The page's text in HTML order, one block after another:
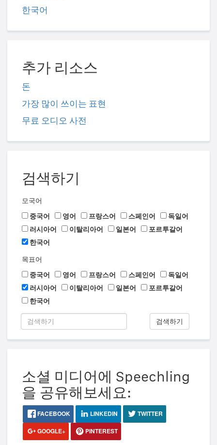
한국어
추가 리소스
돈
가장 많이 쓰이는 표현
무료 오디오 사전
검색하기
모국어
중국어
영어 프랑스어 스페인어
독일어
러시아어
이탈리아어 일본어
포르투갈어
한국어
목표어
중국어
영어 프랑스어 스페인어
독일어
러시아어
이탈리아어 일본어
포르투갈어
한국어
검색하기
소셜 미디어에 Speechling
을 공유해보세요:
FACEBOOK LINKEDIN
TWITTER
GOOGLE+
PINTEREST